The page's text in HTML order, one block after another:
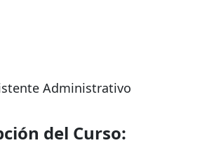
Administrativo
del Curso: